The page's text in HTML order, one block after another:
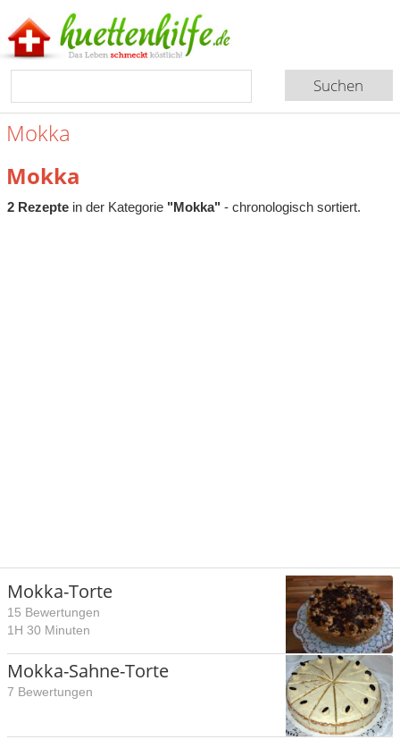
Mokka
Mokka
2 Rezeptein der Kategorie "Mokka" - chronologisch sortiert.
Mokka-Torte
15 Bewertungen
1H 30 Minuten
Mokka-Sahne-Torte
7 Bewertungen